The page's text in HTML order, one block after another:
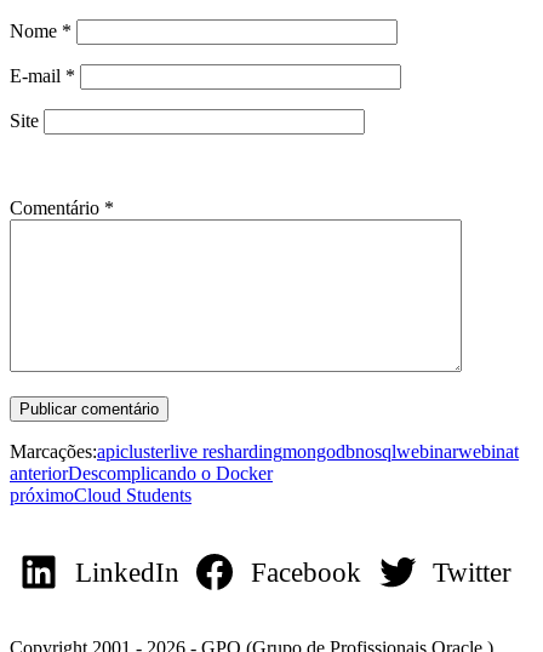
Nome *
E-mail *
Site
Comentário *
Marcações:apiclusterlive reshardingmongodbnosqlwebinarwebinat
anteriorDescomplicando o Docker
próximoCloud Students
LinkedIn Facebook Twitter
Copyright 2001 - 2026 - GPO (Grupo de Profissionais Oracle )